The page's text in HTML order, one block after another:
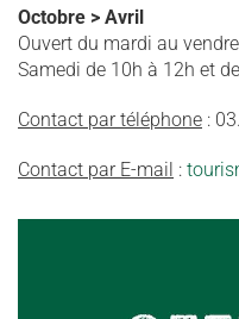
Octobre > Avril
Ouvert du mardi au
Samedi de 10h à 12h et
Contact par téléphone :
Contact par E-mail :